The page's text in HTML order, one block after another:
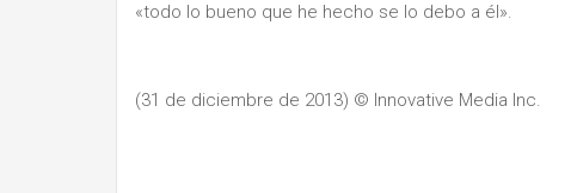
«todo lo bueno que he hecho se lo debo a él».
(31 de diciembre de 2013) © Innovative Media Inc.